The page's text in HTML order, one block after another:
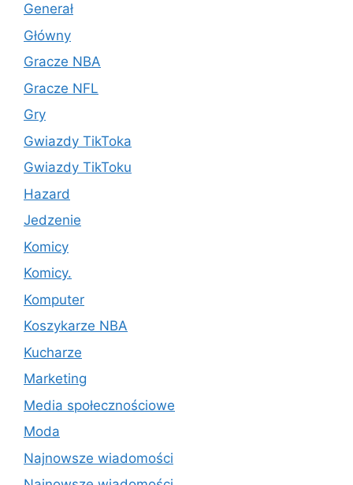
Generał
Główny
Gracze NBA
Gracze NFL
Gry
Gwiazdy TikToka
Gwiazdy TikToku
Hazard
Jedzenie
Komicy
Komicy.
Komputer
Koszykarze NBA
Kucharze
Marketing
Media społecznościowe
Moda
Najnowsze wiadomości